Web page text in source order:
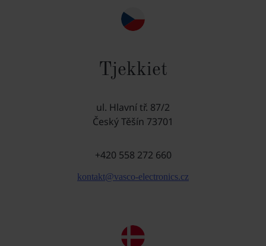
Tjekkiet
ul. Hlavní tř. 87/2
Český Těšín 73701
+420 558 272 660
kontakt@vasco-electronics.cz